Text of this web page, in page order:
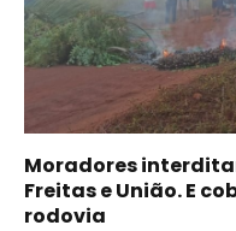
Moradores
Freitas e União. E
rodovia